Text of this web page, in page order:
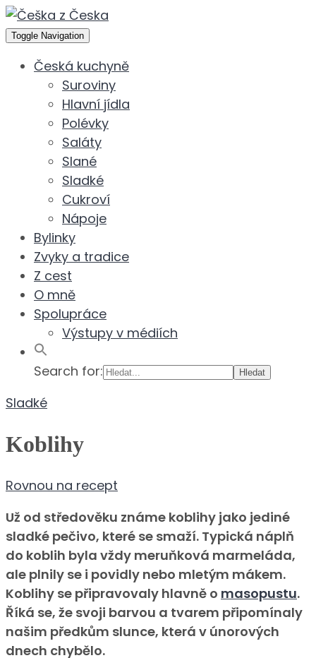
Toggle Navigation
Česká kuchyně
Suroviny
Hlavní jídla
Polévky
Saláty
Slané
Sladké
Cukroví
Nápoje
Bylinky
Zvyky a tradice
Z cest
O mně
Spolupráce
Výstupy v médiích
Search for:
Sladké
Koblihy
Rovnou na recept
Už od středověku známe koblihy jako jediné
sladké pečivo, které se smaží. Typická náplň
do koblih byla vždy meruňková marmeláda,
ale plnily se i povidly nebo mletým mákem.
Koblihy se připravovaly hlavně o masopustu.
Říká se, že svoji barvou a tvarem připomínaly
našim předkům slunce, která v únorových
dnech chybělo.